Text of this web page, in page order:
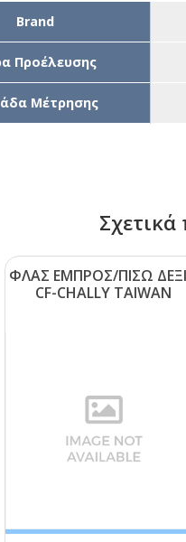
Brand
Προέλευσης
Μέτρησης
Σχετικά
ΦΛΑΣ ΕΜΠΡΟΣ/ΠΙΣΩ
CF-CΗΑLLΥ ΤΑΙWΑΝ